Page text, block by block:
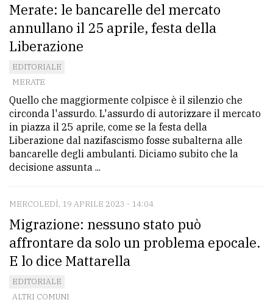
Cerca
per
comune
Ricerca
avanzata
LE
ALTRE
TESTATE
PRIVACY
Privacy
policy
Merate: le bancarelle del mercato
annullano il 25 aprile, festa della
Liberazione
EDITORIALE
MERATE
Quello che maggiormente colpisce è il silenzio che
circonda l'assurdo. L'assurdo di autorizzare il mercato
in piazza il 25 aprile, come se la festa della
Liberazione dal nazifascismo fosse subalterna alle
bancarelle degli ambulanti. Diciamo subito che la
decisione assunta ...
MERCOLEDÌ, 19 APRILE 2023 - 14:04
Migrazione: nessuno stato può
affrontare da solo un problema epocale.
E lo dice Mattarella
EDITORIALE
ALTRI COMUNI